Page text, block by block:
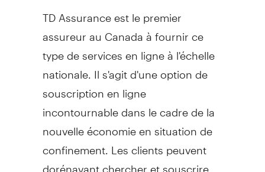
TD Assurance est le premier
assureur au Canadaà fournir ce
type de services en ligne à l'échelle
nationale. Il s'agit d'une option de
souscription en ligne
incontournable dans le cadre de la
nouvelle économie en situation de
confinement. Les clients peuvent
dorénavant chercher et souscrire